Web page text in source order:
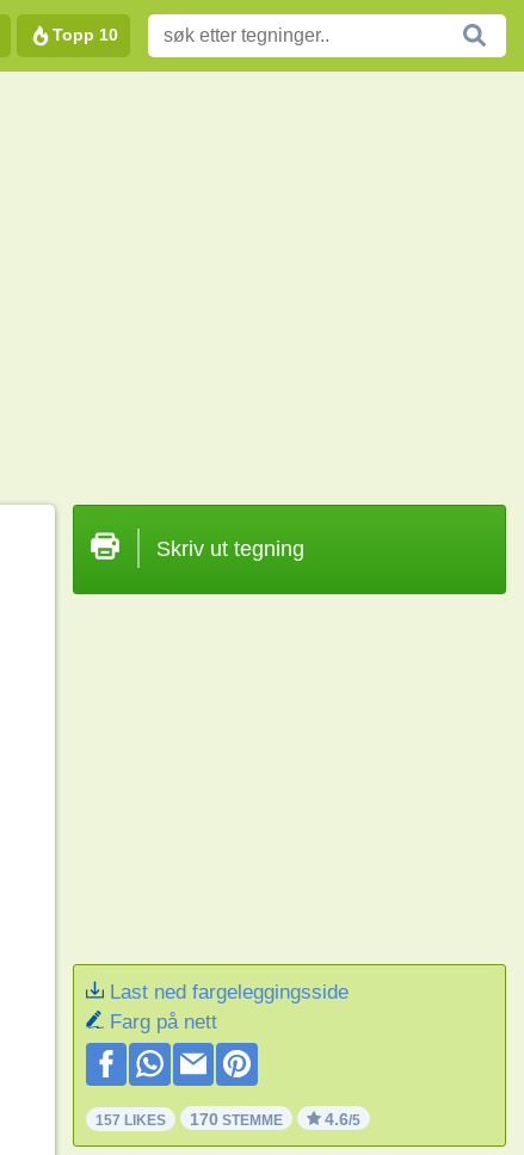
Topp 10
Skriv ut tegning
Last ned fargeleggingsside
Farg på nett
157 LIKES 170 STEMME 4.6/5